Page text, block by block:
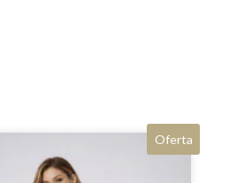
Oferta